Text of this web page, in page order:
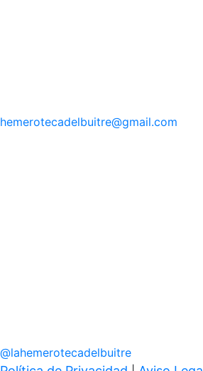
hemerotecadelbuitre@gmail.com
@lahemerotecadelbuitre